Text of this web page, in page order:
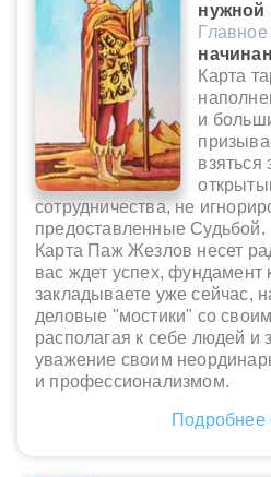
Карта
и
взяться
сотрудничества, не
предоставленные Судьбой.
Карта Паж Жезлов несет
вас ждет успех, фундамент
закладываете уже сейчас,
деловые "мостики" со
располагая к себе людей и
уважение своим
и профессионализмом.
Подробнее